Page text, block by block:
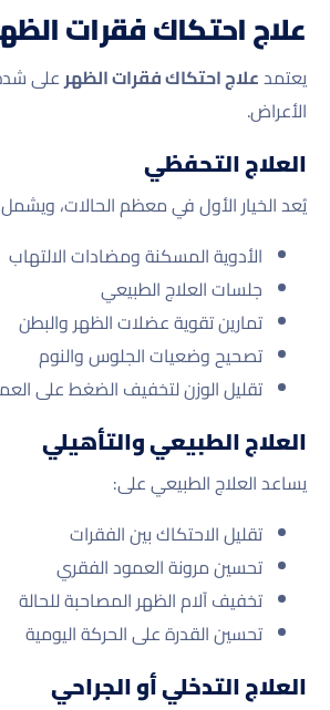
علاج احتكاك فقرات
يعتمدعلاج احتكاك فقرات الظهرعلى
الأعراض.
العلاج التحفظي
يُعد الخيار الأول في معظم الحالات،
الأدوية المسكنة ومضادات الالتهاب
جلسات العلاج الطبيعي
تمارين تقوية عضلات الظهر والبطن
تصحيح وضعيات الجلوس والنوم
تقليل الوزن لتخفيف الضغط على
العلاج الطبيعي والتأهيلي
يساعد العلاج الطبيعي على:
تقليل الاحتكاك بين الفقرات
تحسين مرونة العمود الفقري
تخفيف آلام الظهر المصاحبة للحالة
تحسين القدرة على الحركة اليومية
العلاج التدخلي أو الجراحي